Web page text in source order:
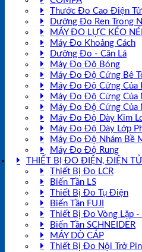
Thước Đo Cao Điện Tử
Dưỡng Đo Ren Trong
MÁY ĐO LỰC KÉO
Máy Đo Khoảng Cách
Dưỡng Đo - Căn Lá
Máy Đo Độ Bóng
Máy Đo Độ Cứng Bê
Máy Đo Độ Cứng Của
Máy Đo Độ Cứng Của
Máy Đo Độ Cứng Của
Máy Đo Độ Dày Kim
Máy Đo Độ Dày Lớp
Máy Đo Độ Nhám Bề
Máy Đo Độ Rung
THIẾT BỊ ĐO ĐIỆN, ĐIỆN TỬ
Thiết Bị Đo LCR
Biến Tần LS
Thiết Bị Đo Tụ Điện
Biến Tần FUJI
Thiết Bị Đo Vòng Lặp
Biến Tần SCHNEIDER
MÁY DÒ CÁP
Thiết Bị Đo Nội Trở